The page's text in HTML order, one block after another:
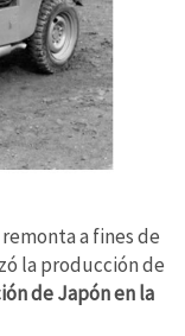
remonta a fines de
la producción de
de Japón en la